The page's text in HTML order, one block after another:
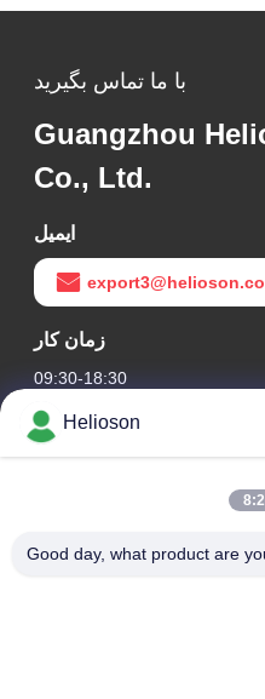
با ما تماس بگیرید
Guangzhou
Co., Ltd.
ایمیل
زمان کار
09:30-18:30
آدرس ما
Helioson
Good day, what product are